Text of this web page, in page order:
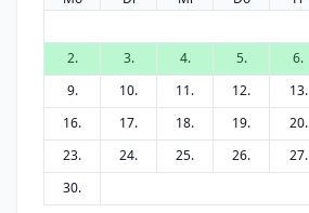
2.
3. 4. 5. 6.
9.
10. 11. 12. 13.
16.
17. 18. 19. 20.
23.
24. 25. 26. 27.
30.